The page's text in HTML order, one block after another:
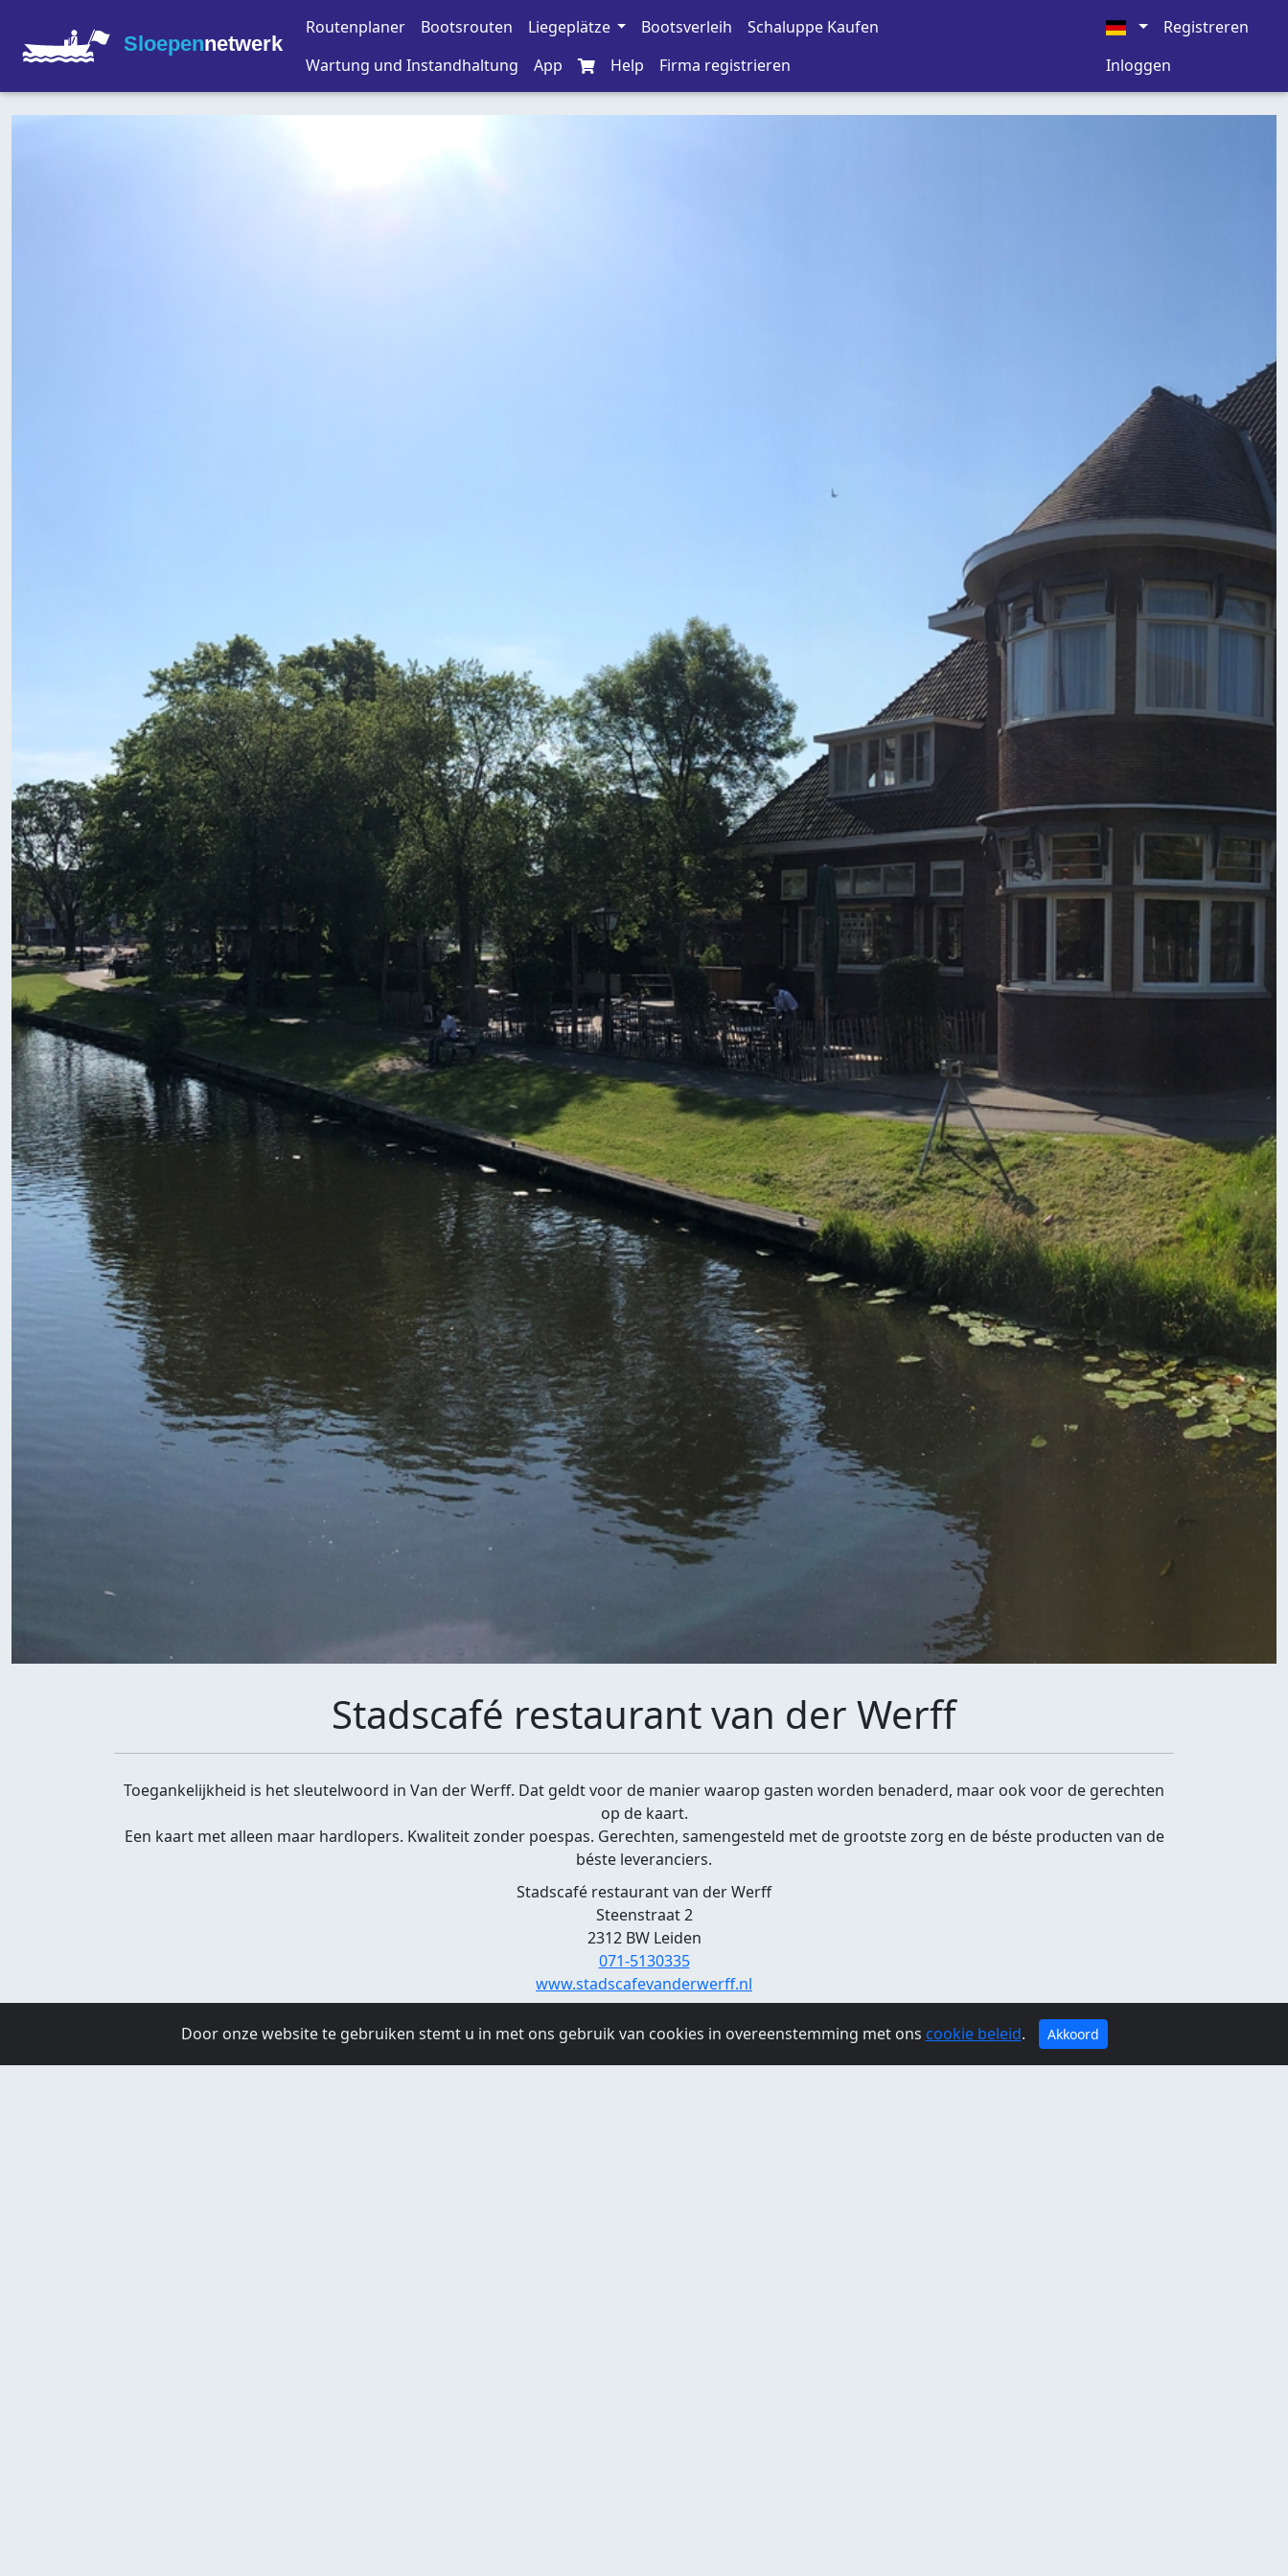
Sloepennetwerk
Routenplaner Bootsrouten Liegeplätze Bootsverleih
Schaluppe Kaufen
Wartung und Instandhaltung
App Help Firma registrieren
Registreren
Inloggen
Stadscafé restaurant van der Werff
Toegankelijkheid is het sleutelwoord in Van der Werff. Dat geldt voor de manier waarop gasten worden benaderd, maar ook voor de gerechten
op de kaart.
Een kaart met alleen maar hardlopers. Kwaliteit zonder poespas. Gerechten, samengesteld met de grootste zorg en de béste producten van de
béste leveranciers.
Stadscafé restaurant van der Werff
Steenstraat 2
2312 BW Leiden
071-5130335
www.stadscafevanderwerff.nl
Openingstijden
Maandag:09:00 - 01:00Dinsdag:09:00 - 01:00Woensdag:09:00 - 01:00Donderdag:09:00 - 01:00Vrijdag:09:00 - 02:00Zaterdag:09:00 - 02:00
Door onze website te gebruiken stemt u in met ons gebruik van cookies in overeenstemming met ons cookie beleid. Akkoord